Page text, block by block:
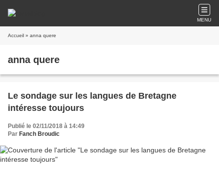
MENU
Accueil » anna quere
anna quere
Le sondage sur les langues de Bretagne
intéresse toujours
Publié le 02/11/2018 à 14:49
Par Fanch Broudic